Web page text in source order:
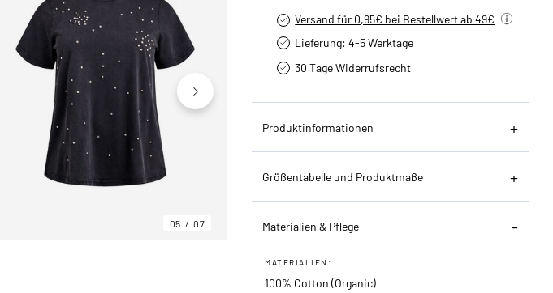
05 07
Versand für 0,95€ bei Bestellwert ab 49€
Lieferung: 4-5 Werktage
30 Tage Widerrufsrecht
Produktinformationen
Größentabelle und Produktmaße
Materialien & Pflege
MATERIALIEN:
100% Cotton (Organic)